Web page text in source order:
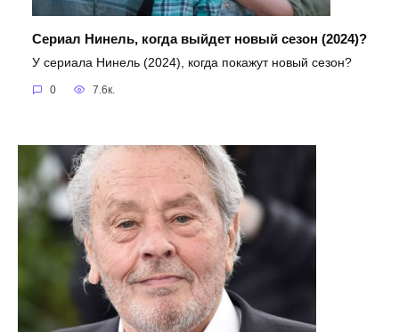
Сериал Нинель, когда выйдет новый сезон (2024)?
У сериала Нинель (2024), когда покажут новый сезон?
0 7.6к.